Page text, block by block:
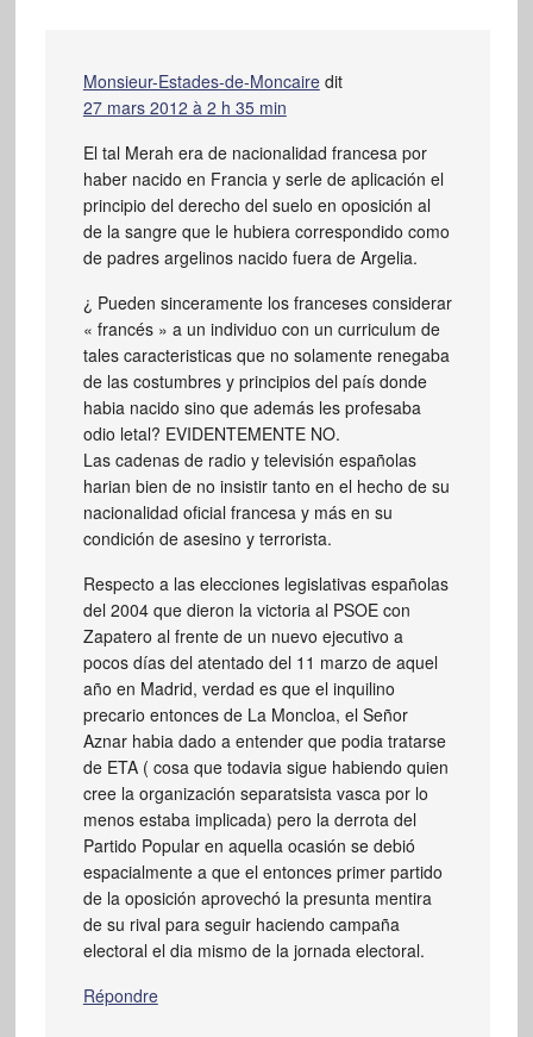
Monsieur-Estades-de-Moncaire dit
27 mars 2012 à 2 h 35 min
El tal Merah era de nacionalidad francesa por
haber nacido en Francia y serle de aplicación el
principio del derecho del suelo en oposición al
de la sangre que le hubiera correspondido como
de padres argelinos nacido fuera de Argelia.
¿ Pueden sinceramente los franceses considerar
« francés » a un individuo con un curriculum de
tales caracteristicas que no solamente renegaba
de las costumbres y principios del país donde
habia nacido sino que además les profesaba
odio letal? EVIDENTEMENTE NO.
Las cadenas de radio y televisión españolas
harian bien de no insistir tanto en el hecho de su
nacionalidad oficial francesa y más en su
condición de asesino y terrorista.
Respecto a las elecciones legislativas españolas
del 2004 que dieron la victoria al PSOE con
Zapatero al frente de un nuevo ejecutivo a
pocos días del atentado del 11 marzo de aquel
año en Madrid, verdad es que el inquilino
precario entonces de La Moncloa, el Señor
Aznar habia dado a entender que podia tratarse
de ETA ( cosa que todavia sigue habiendo quien
cree la organización separatsista vasca por lo
menos estaba implicada) pero la derrota del
Partido Popular en aquella ocasión se debió
espacialmente a que el entonces primer partido
de la oposición aprovechó la presunta mentira
de su rival para seguir haciendo campaña
electoral el dia mismo de la jornada electoral.
Répondre